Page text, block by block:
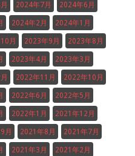
2024年7月 2024年6月
2024年2月 2024年1月
月 2023年9月 2023年8月
2023年4月 2023年3月
2022年11月 2022年10月
2022年6月 2022年5月
2022年1月 2021年12月
月 2021年8月 2021年7月
2021年3月 2021年2月